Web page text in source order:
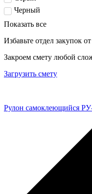
Черный
Показать все
Избавьте отдел закупок
Закроем смету любой
Загрузить смету
Рулон самоклеющийся